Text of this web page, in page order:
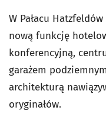
W Pałacu
nową funkcję
konferencyjną,
garażem
architekturą
oryginałów.